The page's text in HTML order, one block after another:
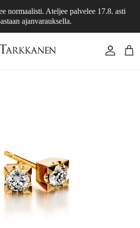
normaalisti. Ateljee palvelee 17.8. asti
ajanvarauksella.
Tili